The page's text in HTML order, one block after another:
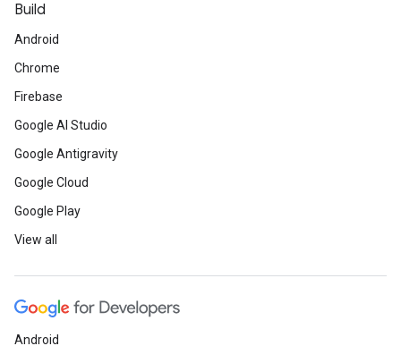
Build
Android
Chrome
Firebase
Google AI Studio
Google Antigravity
Google Cloud
Google Play
View all
Android